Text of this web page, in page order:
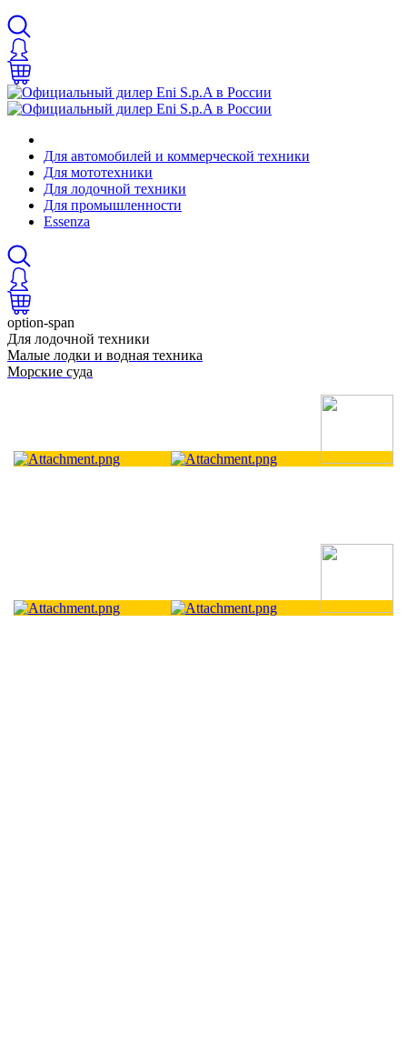
Для автомобилей и коммерческой техники
Для мототехники
Для лодочной техники
Для промышленности
Essenza
option-span
Для лодочной техники
Малые лодки и водная техника
Морские суда